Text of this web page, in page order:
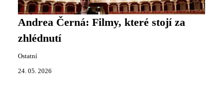
Andrea Černá: Filmy, které stojí za
zhlédnutí
Ostatní
24. 05. 2026